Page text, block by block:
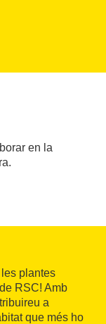
en la
plantes
RSC! Amb
a
que més ho